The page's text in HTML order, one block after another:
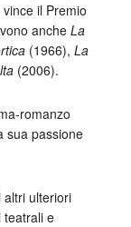
il Premio
anche La
(1966), La
(2006).
romanzo
sua passione
altri ulteriori
teatrali e